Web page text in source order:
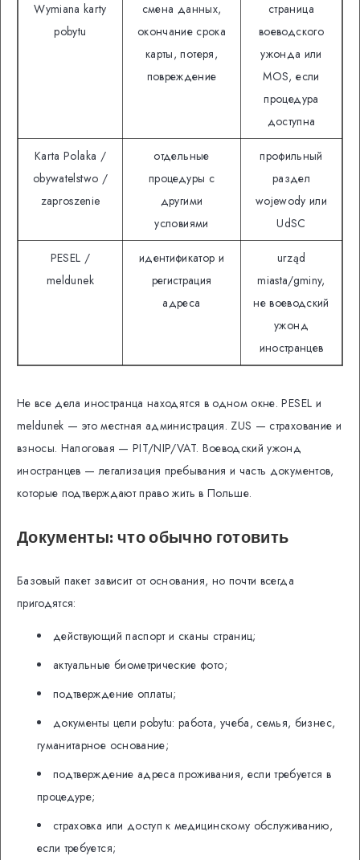
Wymiana karty
pobytu
смена данных,
окончание срока
карты, потеря,
повреждение
страница
воеводского
ужонда или
MOS, если
процедура
доступна
Karta Polaka /
obywatelstwo /
zaproszenie
отдельные
процедуры с
другими
условиями
профильный
раздел
wojewody или
UdSC
PESEL /
meldunek
идентификатор и
регистрация
адреса
urząd
miasta/gminy,
не воеводский
ужонд
иностранцев
Не все дела иностранца находятся в одном окне. PESEL и
meldunek — это местная администрация. ZUS — страхование и
взносы. Налоговая — PIT/NIP/VAT. Воеводский ужонд
иностранцев — легализация пребывания и часть документов,
которые подтверждают право жить в Польше.
Документы: что обычно готовить
Базовый пакет зависит от основания, но почти всегда
пригодятся:
действующий паспорт и сканы страниц;
актуальные биометрические фото;
подтверждение оплаты;
документы цели pobytu: работа, учеба, семья, бизнес,
гуманитарное основание;
подтверждение адреса проживания, если требуется в
процедуре;
страховка или доступ к медицинскому обслуживанию,
если требуется;